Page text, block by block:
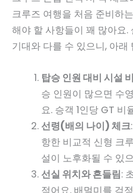
크루즈 여행을 처음 준비하
해야 할 사항들이 꽤 많아요
기대와 다를 수 있으니, 아
탑승 인원 대비 시설
승 인원이 많으면 수
요. 승객 1인당 GT 비
선령(배의 나이) 체크
항한 비교적 신형 크
설이 노후화될 수 있
선실 위치와 흔들림: